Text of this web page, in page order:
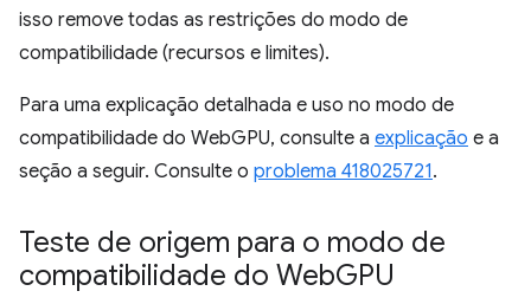
isso remove todas as restrições do modo de
compatibilidade (recursos e limites).
Para uma explicação detalhada e uso no modo de
compatibilidade do WebGPU, consulte a explicação e a
seção a seguir. Consulte o problema 418025721.
Teste de origem para o modo de
compatibilidade do WebGPU